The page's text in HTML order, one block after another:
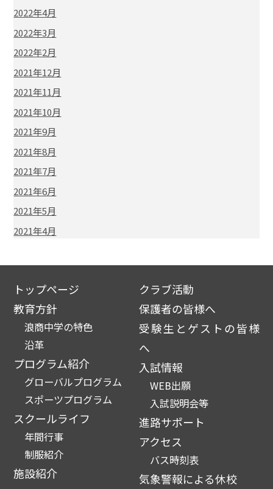
2022年4月
2022年3月
2022年2月
2021年12月
2021年11月
2021年10月
2021年9月
2021年8月
2021年7月
2021年6月
2021年5月
2021年4月
トップページ
教育方針
浪商中学の特色
沿革
プログラム紹介
グローバルプログラム
スポーツプログラム
スクールライフ
年間行事
制服紹介
施設紹介
クラブ活動
保護者の皆様へ
受験生とゲストの皆様
へ
入試情報
WEB出願
入試説明会等
進路サポート
アクセス
バス時刻表
気象警報による休校